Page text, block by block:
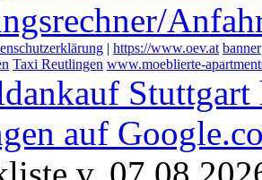
| https://www.oev.at banner
Taxi Reutlingen www.moeblierte-
Stuttgart
auf